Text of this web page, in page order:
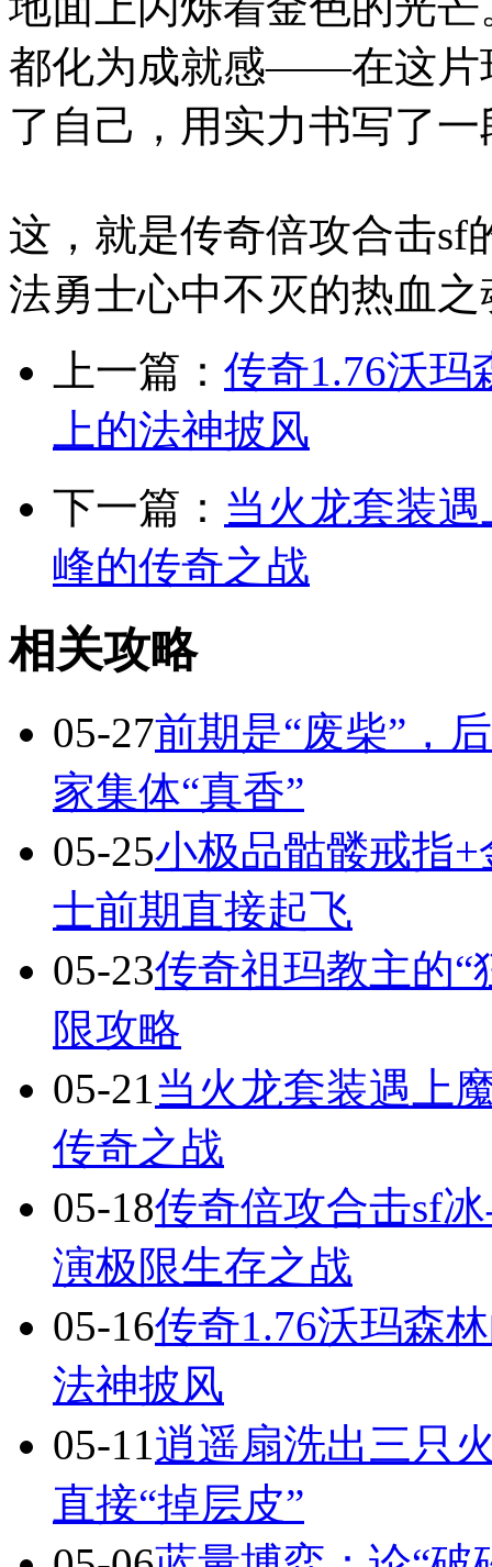
都化为成就感——在这片
了自己，用实力书写了
这，就是传奇倍攻合击sf
法勇士心中不灭的热血之
上一篇： 传奇1.76沃玛
上的法神披风
下一篇： 当火龙套装
峰的传奇之战
相关攻略
05-27前期是“废柴”，
家集体“真香”
05-25小极品骷髅戒指
士前期直接起飞
05-23传奇祖玛教主的“
限攻略
05-21当火龙套装遇上
传奇之战
05-18传奇倍攻合击sf
演极限生存之战
05-16传奇1.76沃玛森
法神披风
05-11逍遥扇洗出三只
直接“掉层皮”